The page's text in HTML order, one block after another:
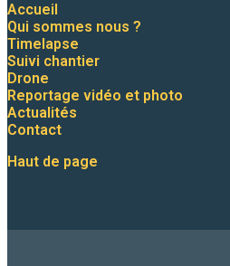
Accueil
Qui sommes nous ?
Timelapse
Suivi chantier
Drone
Reportage vidéo et photo
Actualités
Contact
Haut de page